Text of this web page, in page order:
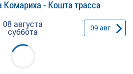
Комариха - Кошта трасса
08 августа
суббота 09 авг